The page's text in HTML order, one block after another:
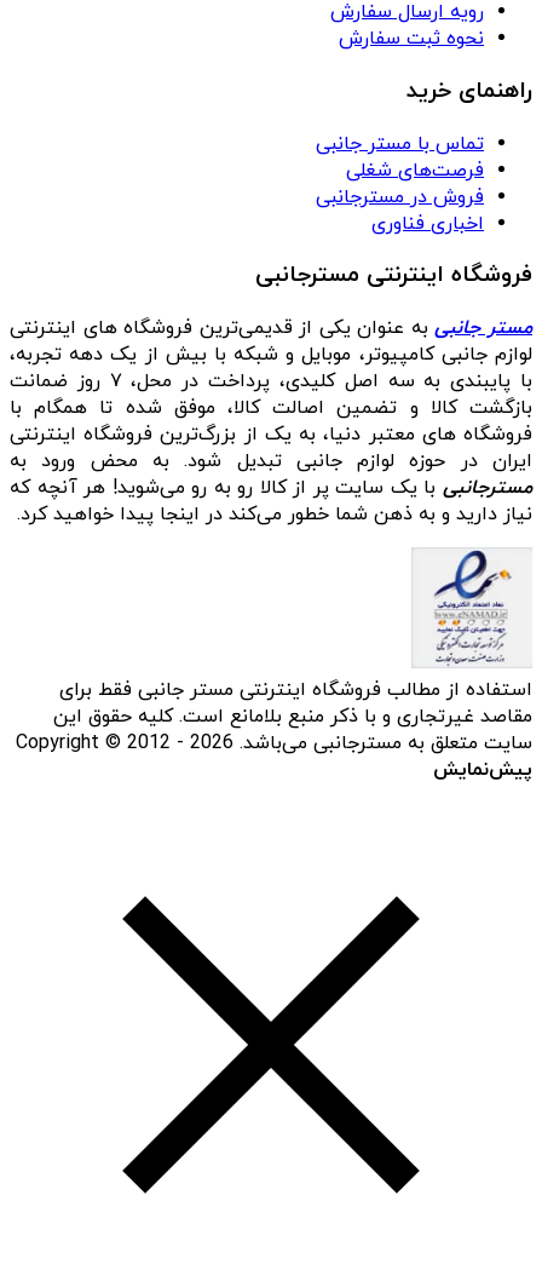
رویه ارسال سفارش
نحوه ثبت سفارش
راهنمای خرید
تماس با مستر جانبی
فرصت‌های شغلی
فروش در مسترجانبی
اخباری فناوری
فروشگاه اینترنتی مسترجانبی
مستر جانبیبه عنوان یکی از قدیمی‌ترین فروشگاه های اینترنتی
لوازم جانبی کامپیوتر، موبایل و شبکه با بیش از یک دهه تجربه،
با پایبندی به سه اصل کلیدی، پرداخت در محل، ۷ روز ضمانت
بازگشت کالا و تضمین اصالت کالا، موفق شده تا همگام با
فروشگاه‌ های معتبر دنیا، به یک از بزرگ‌ترین فروشگاه اینترنتی
ایران در حوزه لوازم جانبی تبدیل شود. به محض ورود به
مسترجانبی با یک سایت پر از کالا رو به رو می‌شوید! هر آنچه که
نیاز دارید و به ذهن شما خطور می‌کند در اینجا پیدا خواهید کرد.
استفاده از مطالب فروشگاه اینترنتی مستر جانبی فقط برای
مقاصد غیرتجاری و با ذکر منبع بلامانع است. کلیه حقوق این
سایت متعلق به مسترجانبی می‌باشد. Copyright © 2012 - 2026
پیش‌نمایش